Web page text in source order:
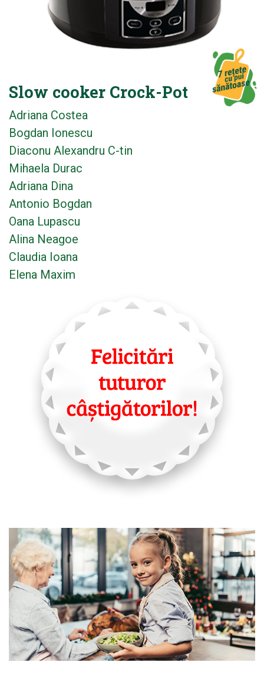
Slow cooker Crock-Pot
Adriana Costea
Bogdan Ionescu
Diaconu Alexandru C-tin
Mihaela Durac
Adriana Dina
Antonio Bogdan
Oana Lupascu
Alina Neagoe
Claudia Ioana
Elena Maxim